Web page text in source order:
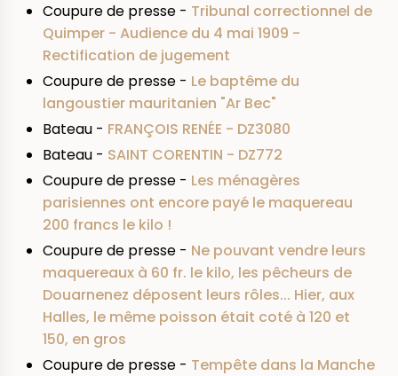
Coupure de presse - Tribunal correctionnel de
Quimper - Audience du 4 mai 1909 -
Rectification de jugement
Coupure de presse - Le baptême du
langoustier mauritanien "Ar Bec"
Bateau - FRANÇOIS RENÉE - DZ3080
Bateau - SAINT CORENTIN - DZ772
Coupure de presse - Les ménagères
parisiennes ont encore payé le maquereau
200 francs le kilo !
Coupure de presse - Ne pouvant vendre leurs
maquereaux à 60 fr. le kilo, les pêcheurs de
Douarnenez déposent leurs rôles... Hier, aux
Halles, le même poisson était coté à 120 et
150, en gros
Coupure de presse - Tempête dans la Manche